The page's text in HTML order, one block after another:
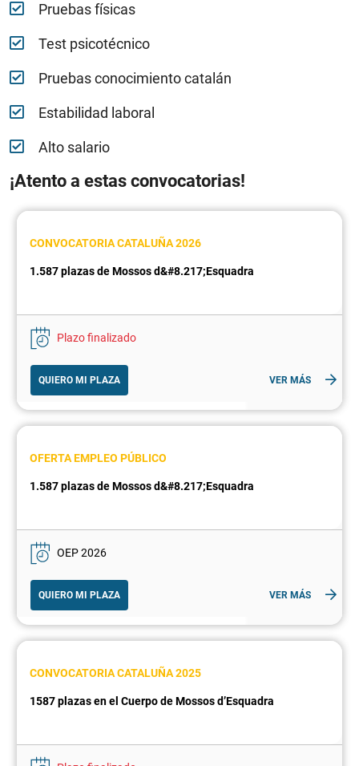
Pruebas físicas
Test psicotécnico
Pruebas conocimiento catalán
Estabilidad laboral
Alto salario
¡Atento a estas convocatorias!
CONVOCATORIA CATALUÑA 2026
1.587 plazas de Mossos d&#8.217;Esquadra
Plazo finalizado
QUIERO MI PLAZA VER MÁS
OFERTA EMPLEO PÚBLICO
1.587 plazas de Mossos d&#8.217;Esquadra
OEP 2026
QUIERO MI PLAZA VER MÁS
CONVOCATORIA CATALUÑA 2025
1587 plazas en el Cuerpo de Mossos d’Esquadra